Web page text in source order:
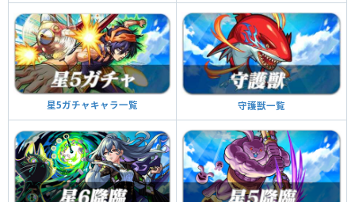
星5ガチャキャラ一覧 守護獣一覧